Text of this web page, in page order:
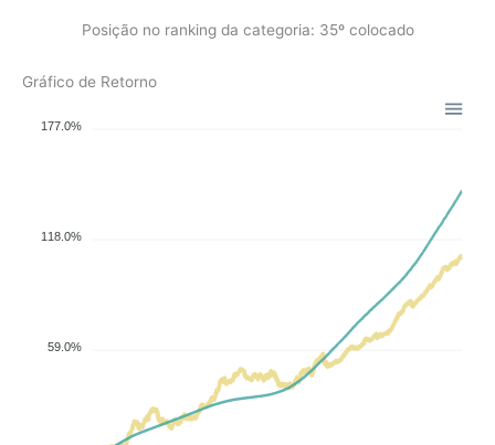
Posição no ranking da categoria: 35º colocado
Gráfico de Retorno
177.0%
118.0%
59.0%